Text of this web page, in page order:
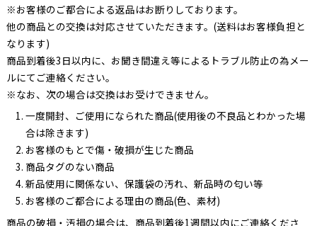
※お客様のご都合による返品はお断りしております。
他の商品との交換は対応させていただきます。(送料はお客様負担と
なります)
商品到着後3日以内に、お聞き間違え等によるトラブル防止の為メー
ルにてご連絡ください。
※なお、次の場合は交換はお受けできません。
一度開封、ご使用になられた商品(使用後の不良品とわかった場
合は除きます)
お客様のもとで傷・破損が生じた商品
商品タグのない商品
新品使用に関係ない、保護袋の汚れ、新品時の匂い等
お客様のご都合による理由の商品(色、素材)
商品の破損・汚損の場合は、商品到着後1週間以内にご連絡くださ